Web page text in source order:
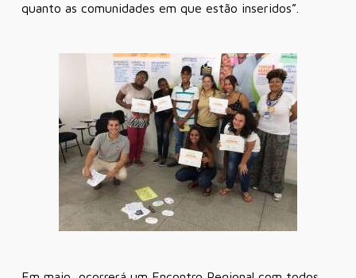
quanto as comunidades em que estão inseridos”.